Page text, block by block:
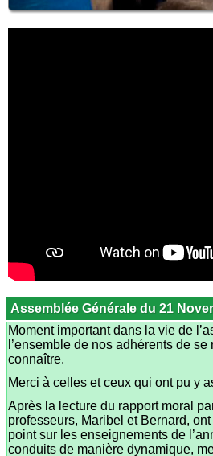
Assemblée Générale du 21
Moment important dans la vie de
l’ensemble de nos adhérents de
connaître.
Merci à celles et ceux qui ont pu y
Après la lecture du rapport moral
professeurs, Maribel et Bernard,
point sur les enseignements de
conduits de manière dynamique,